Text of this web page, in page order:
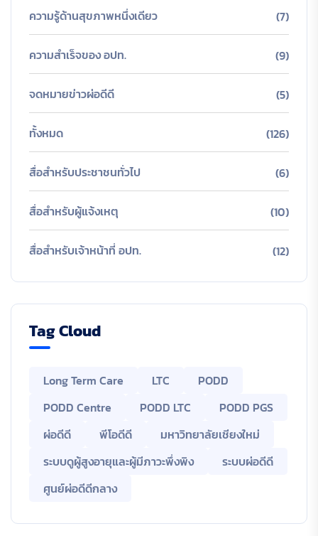
ความรู้ด้านสุขภาพหนึ่งเดียว (7)
ความสำเร็จของ อปท. (9)
จดหมายข่าวผ่อดีดี (5)
ทั้งหมด (126)
สื่อสำหรับประชาชนทั่วไป (6)
สื่อสำหรับผู้แจ้งเหตุ (10)
สื่อสำหรับเจ้าหน้าที่ อปท. (12)
Tag Cloud
Long Term Care LTC
PODD
PODD Centre
PODD LTC
PODD PGS
ผ่อดีดี
พีโอดีดี
มหาวิทยาลัยเชียงใหม่
ระบบดูผู้สูงอายุและผู้มีภาวะพึ่งพิง
ระบบผ่อดีดี
ศูนย์ผ่อดีดีกลาง